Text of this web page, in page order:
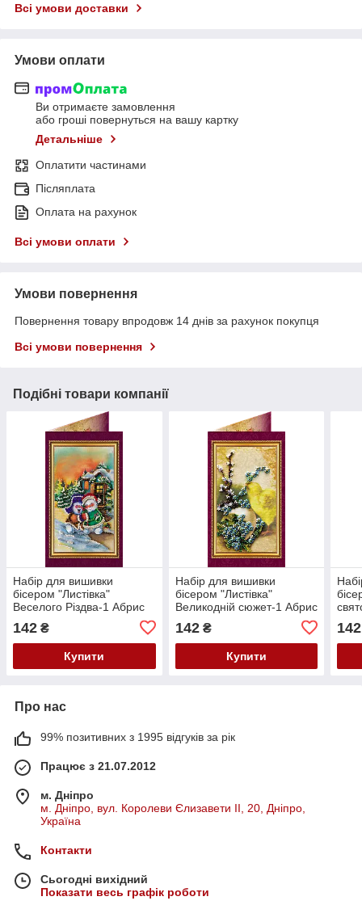
Всі умови доставки
Умови оплати
Ви отримаєте замовлення
або гроші повернуться на вашу картку
Детальніше
Оплатити частинами
Післяплата
Оплата на рахунок
Всі умови оплати
Умови повернення
Повернення товару впродовж 14 днів за рахунок покупця
Всі умови повернення
Подібні товари компанії
Набір для вишивки
бісером "Листівка"
Веселого Різдва-1 Абрис
142 ₴
Купити
Набір для вишивки
бісером "Листівка"
Великодній сюжет-1 Абрис
142₴
Купити
142
Про нас
99% позитивних з 1995 відгуків за рік
Працює з 21.07.2012
м. Дніпро
м. Дніпро, вул. Королеви Єлизавети ІІ, 20, Дніпро,
Україна
Контакти
Сьогодні вихідний
Показати весь графік роботи